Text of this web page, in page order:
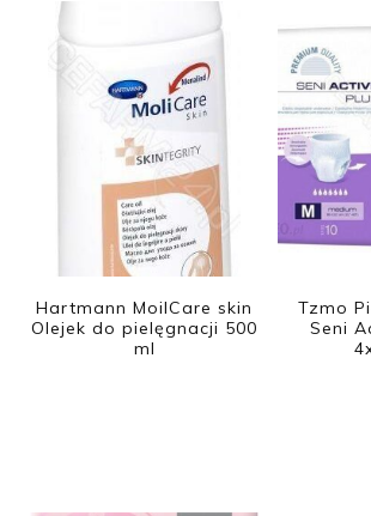
Hartmann MoilCare skin
Olejek do pielęgnacji 500
ml
Tzmo
Seni